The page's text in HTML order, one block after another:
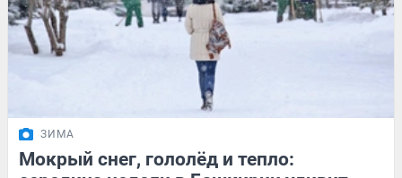
ЗИМА
Мокрый снег, гололёд и тепло: